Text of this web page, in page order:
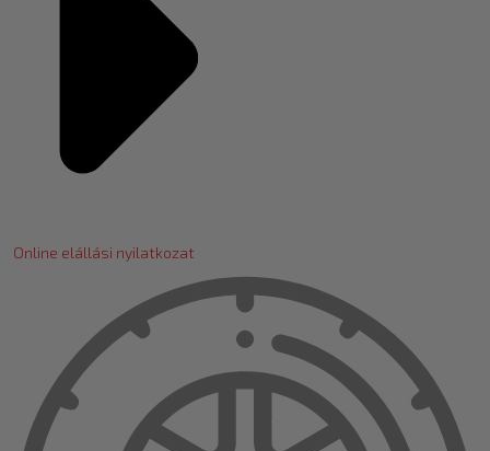
Online elállási nyilatkozat